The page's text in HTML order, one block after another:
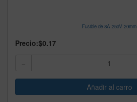
Fusible de 8A 250V 20mm
Precio:$0.17